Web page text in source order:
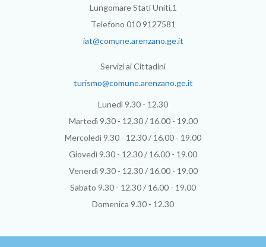
Lungomare Stati Uniti,1
Telefono 010 9127581
iat@comune.arenzano.ge.it
Servizi ai Cittadini
turismo@comune.arenzano.ge.it
Lunedì 9.30 - 12.30
Martedì 9.30 - 12.30 / 16.00 - 19.00
Mercoledì 9.30 - 12.30 / 16.00 - 19.00
Giovedì 9.30 - 12.30 / 16.00 - 19.00
Venerdì 9.30 - 12.30 / 16.00 - 19.00
Sabato 9.30 - 12.30 / 16.00 - 19.00
Domenica 9.30 - 12.30